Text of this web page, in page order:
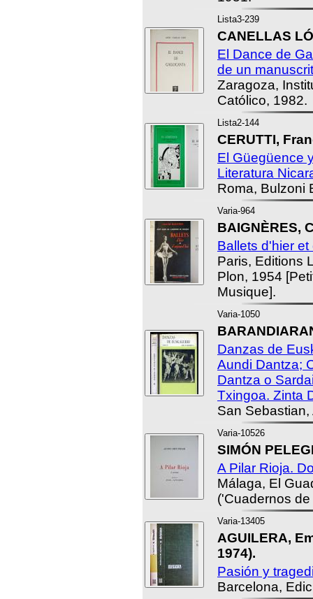
Lista3-239
CANELLAS
El Dance de
de un
Zaragoza,
Católico, 1982.
Lista2-144
CERUTTI,
El Güegüence
Literatura
Roma, Bulzoni
Varia-964
BAIGNÈRES,
Ballets d'hier
Paris, Editions
Plon, 1954
Musique].
Varia-1050
Danzas de
Aundi Dantza;
Dantza o
Txingoa. Zinta
San
Varia-10526
SIMÓN
A Pilar Rioja.
Málaga, El
('Cuadernos
Varia-13405
AGUILERA,
1974).
Pasión y
Barcelona,